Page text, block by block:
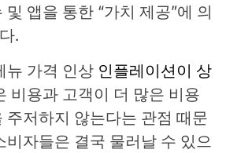
앱을 통한 “가치 제공”에 의
.
뉴 가격 인상 인플레이션이 상
비용과 고객이 더 많은 비용
주저하지 않는다는 관점 때문
비자들은 결국 물러날 수 있으